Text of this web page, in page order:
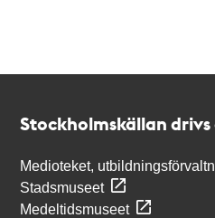
Stockholmskällan drivs
Medioteket,
Stadsmuseet
Medeltidsmuseet